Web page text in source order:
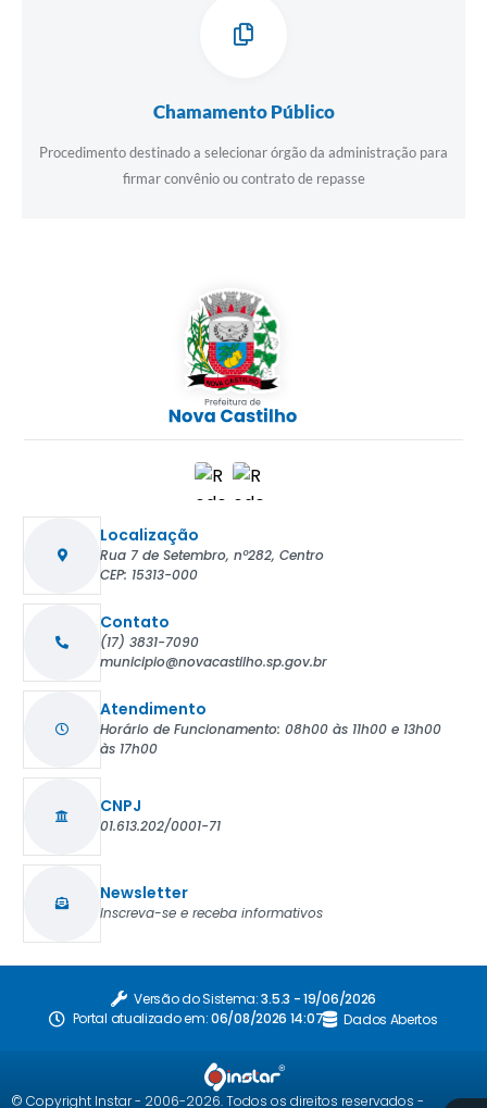
Chamamento Público
Procedimento destinado a selecionar órgão da administração para
firmar convênio ou contrato de repasse
Localização
Rua 7 de Setembro, nº282, Centro
CEP: 15313-000
Contato
(17) 3831-7090
municipio@novacastilho.sp.gov.br
Atendimento
Horário de Funcionamento: 08h00 às 11h00 e 13h00
às 17h00
CNPJ
01.613.202/0001-71
Newsletter
Inscreva-se e receba informativos
Versão do Sistema:3.5.3 - 19/06/2026
Portal atualizado em:06/08/2026 14:07 Dados Abertos
© Copyright Instar - 2006-2026. Todos os direitos reservados -